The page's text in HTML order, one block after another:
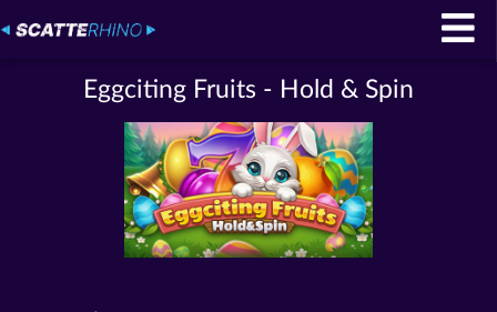
Eggciting Fruits - Hold & Spin